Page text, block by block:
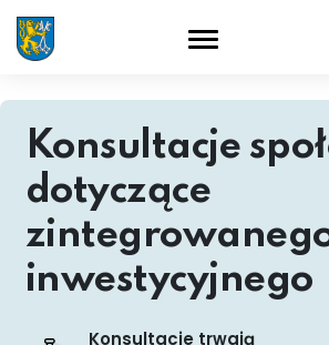
Konsultacje
dotyczące
inwestycyjnego
Konsultacje trwają